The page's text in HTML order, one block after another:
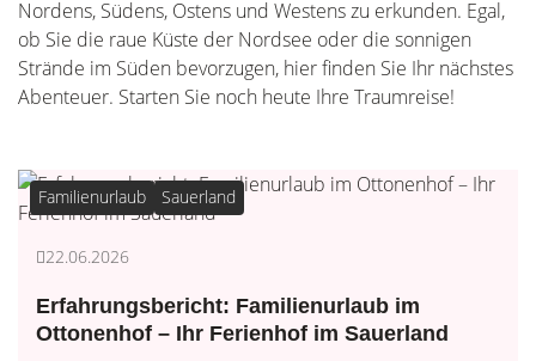
Nordens, Südens, Ostens und Westens zu erkunden. Egal,
ob Sie die raue Küste der Nordsee oder die sonnigen
Strände im Süden bevorzugen, hier finden Sie Ihr nächstes
Abenteuer. Starten Sie noch heute Ihre Traumreise!
Familienurlaub Sauerland
22.06.2026
Erfahrungsbericht: Familienurlaub im
Ottonenhof – Ihr Ferienhof im Sauerland